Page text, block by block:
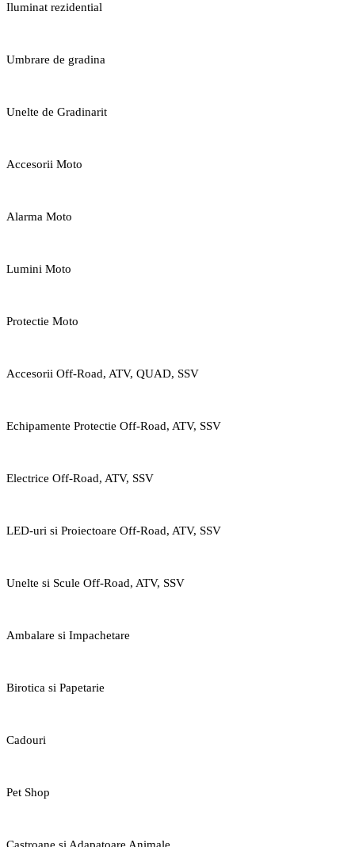
Iluminat rezidential
Umbrare de gradina
Unelte de Gradinarit
Accesorii Moto
Alarma Moto
Lumini Moto
Protectie Moto
Accesorii Off-Road, ATV, QUAD, SSV
Echipamente Protectie Off-Road, ATV, SSV
Electrice Off-Road, ATV, SSV
LED-uri si Proiectoare Off-Road, ATV, SSV
Unelte si Scule Off-Road, ATV, SSV
Ambalare si Impachetare
Birotica si Papetarie
Cadouri
Pet Shop